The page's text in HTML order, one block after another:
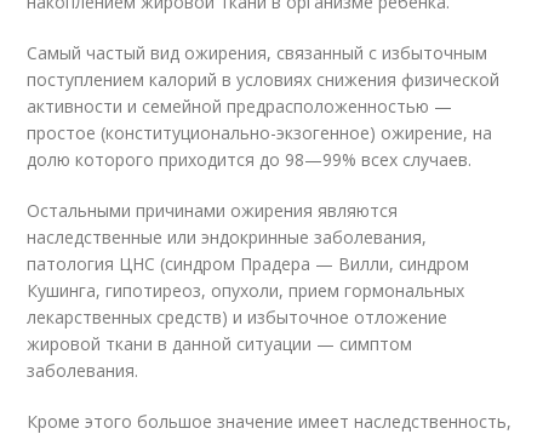
Самый частый вид ожирения, связанный с избыточным
поступлением калорий в условиях снижения физической
активности и семейной предрасположенностью —
простое (конституционально-экзогенное) ожирение, на
долю которого приходится до 98—99% всех случаев.
Остальными причинами ожирения являются
наследственные или эндокринные заболевания,
патология ЦНС (синдром Прадера — Вилли, синдром
Кушинга, гипотиреоз, опухоли, прием гормональных
лекарственных средств) и избыточное отложение
жировой ткани в данной ситуации — симптом
заболевания.
Кроме этого большое значение имеет наследственность,